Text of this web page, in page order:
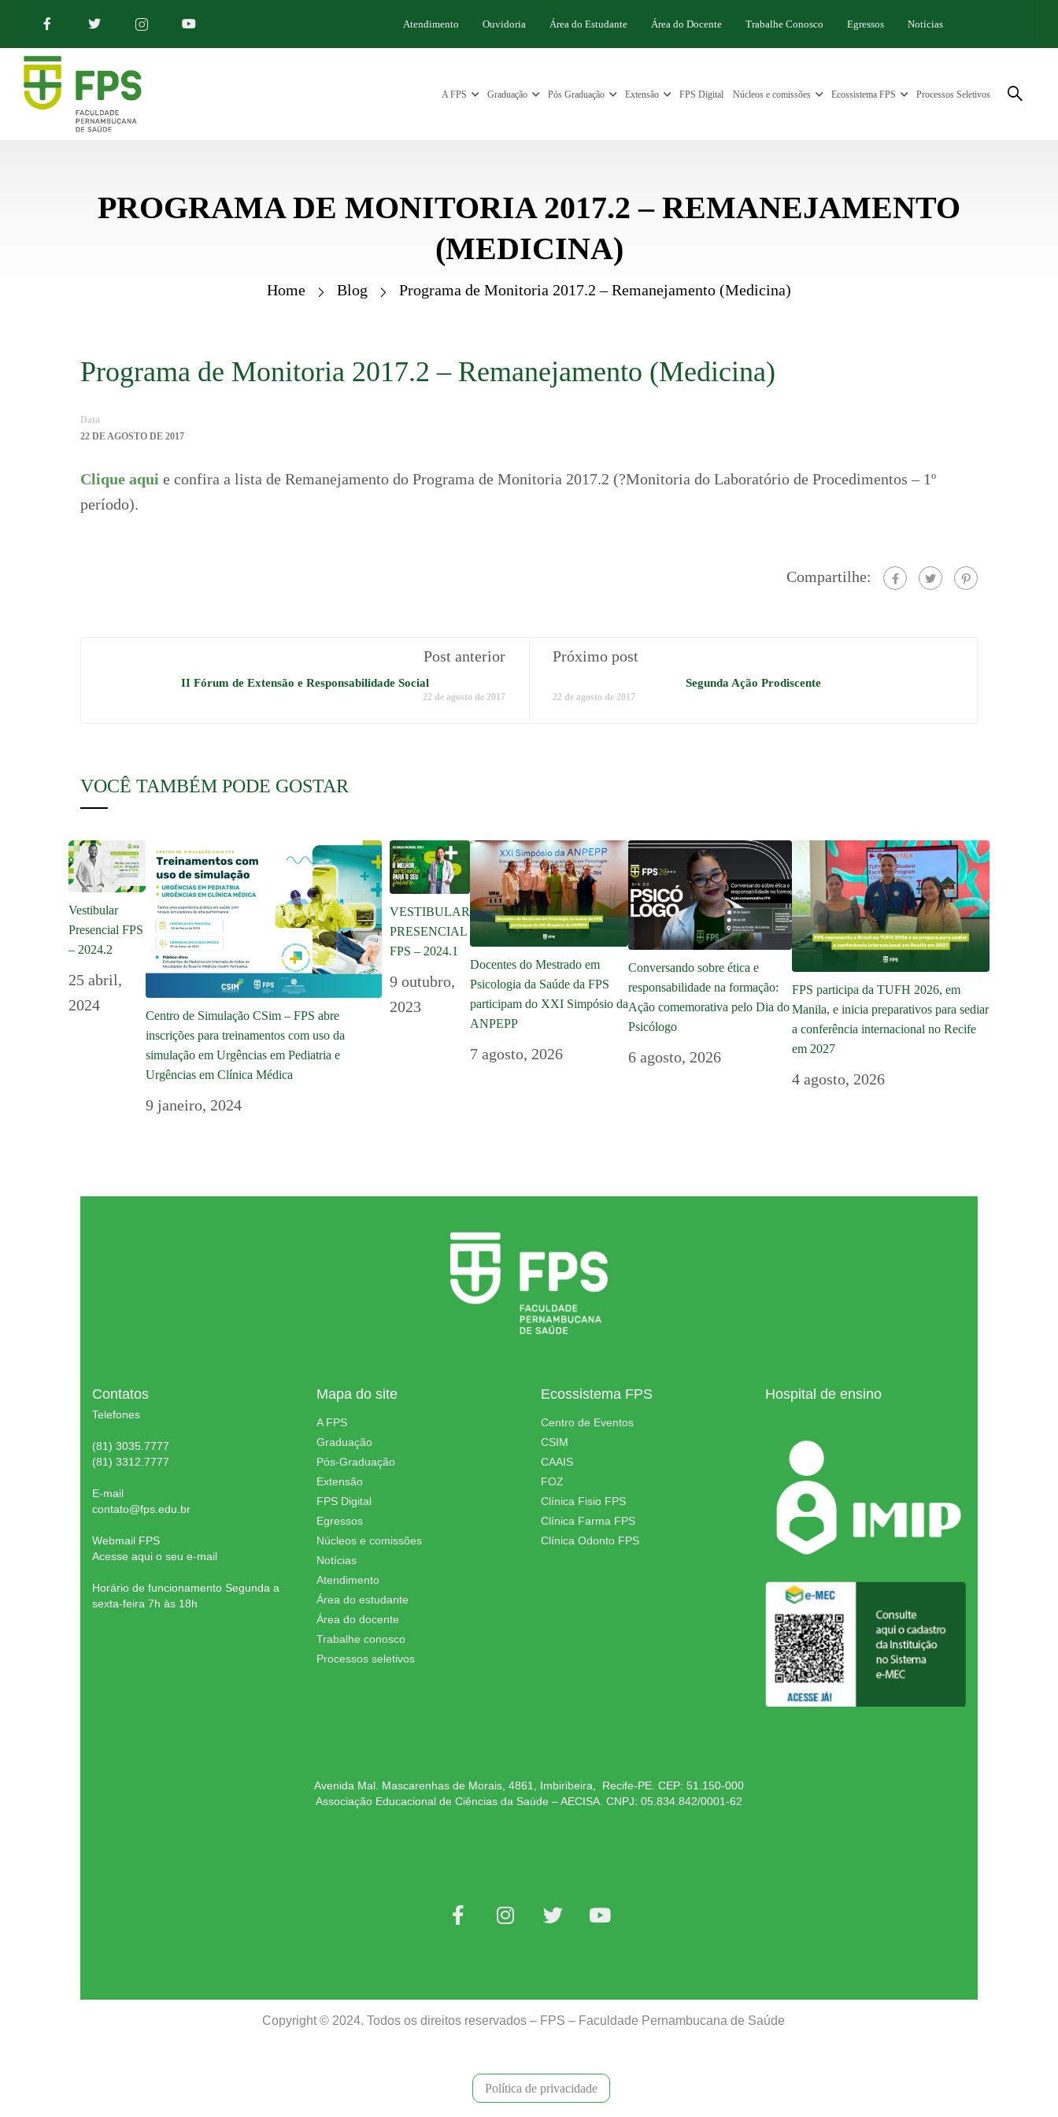
Atendimento Ouvidoria Área do Estudante Área do Docente Trabalhe Conosco Egressos Notícias
A FPS Graduação Pós Graduação Extensão FPS Digital Núcleos e comissões Ecossistema FPS Processos Seletivos
PROGRAMA DE MONITORIA 2017.2 – REMANEJAMENTO
(MEDICINA)
Home Blog Programa de Monitoria 2017.2 – Remanejamento (Medicina)
Programa de Monitoria 2017.2 – Remanejamento (Medicina)
Data
22 DE AGOSTO DE 2017
Clique aqui e confira a lista de Remanejamento do Programa de Monitoria 2017.2 (?Monitoria do Laboratório de Procedimentos – 1º
período).
Compartilhe:
Post anterior
II Fórum de Extensão e Responsabilidade Social
22 de agosto de 2017
Próximo post
Segunda Ação Prodiscente
22 de agosto de 2017
VOCÊ TAMBÉM PODE GOSTAR
Vestibular
Presencial FPS
– 2024.2
25 abril,
2024
Centro de Simulação CSim – FPS abre
inscrições para treinamentos com uso da
simulação em Urgências em Pediatria e
Urgências em Clínica Médica
9 janeiro, 2024
VESTIBULAR
PRESENCIAL
FPS – 2024.1
9 outubro,
2023
Docentes do Mestrado em
Psicologia da Saúde da FPS
participam do XXI Simpósio da
ANPEPP
7 agosto, 2026
Conversando sobre ética e
responsabilidade na formação:
Ação comemorativa pelo Dia do
Psicólogo
6 agosto, 2026
FPS participa da TUFH 2026, em
Manila, e inicia preparativos para sediar
a conferência internacional no Recife
em 2027
4 agosto, 2026
Contatos
Telefones
(81) 3035.7777
(81) 3312.7777
E-mail
contato@fps.edu.br
Webmail FPS
Acesse aqui o seu e-mail
Horário de funcionamento Segunda a
sexta-feira 7h às 18h
Mapa do site
A FPS
Graduação
Pós-Graduação
Extensão
FPS Digital
Egressos
Núcleos e comissões
Notícias
Atendimento
Área do estudante
Área do docente
Trabalhe conosco
Processos seletivos
Ecossistema FPS
Centro de Eventos
CSIM
CAAIS
FOZ
Clínica Fisio FPS
Clínica Farma FPS
Clínica Odonto FPS
Hospital de ensino
Avenida Mal. Mascarenhas de Morais, 4861, Imbiribeira, Recife-PE. CEP: 51.150-000
Associação Educacional de Ciências da Saúde – AECISA. CNPJ: 05.834.842/0001-62
Copyright © 2024. Todos os direitos reservados – FPS – Faculdade Pernambucana de Saúde
Política de privacidade